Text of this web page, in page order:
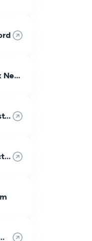
Xbox Network
Playstation Network
Spectrum